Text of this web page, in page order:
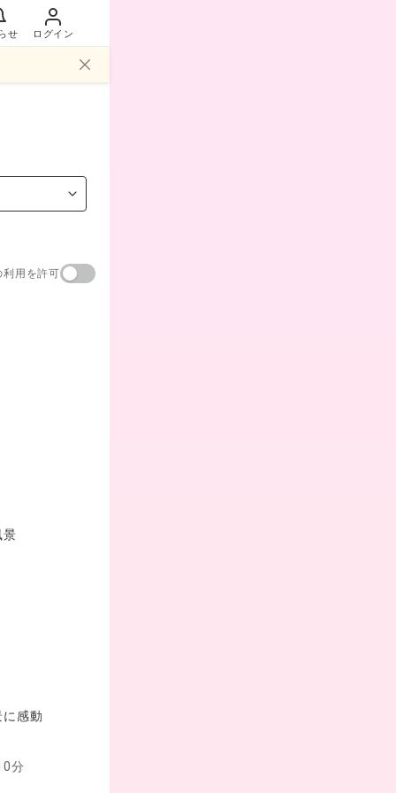
せ ログイン
利用を許可
景
感動
分